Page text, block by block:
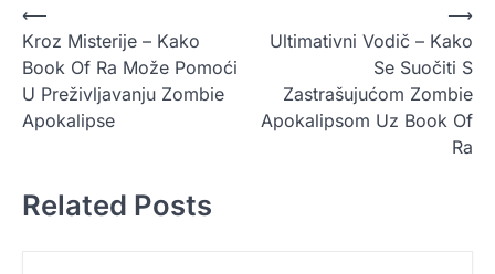
P
o
s
t
a
v
⟵
Kroz Misterije – Kako
Book Of Ra Može Pomoći
U Preživljavanju Zombie
Apokalipse
Ultimativni Vodič – Kako
Se Suočiti S
Zastrašujućom Zombie
Apokalipsom Uz Book Of
Ra
⟶
Related Posts